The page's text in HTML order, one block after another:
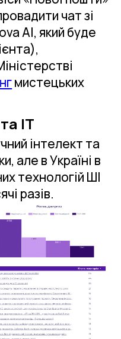
чат зі
AІ, який буде
мистецьких
ІТ
інтелект та
але в Україні в
технологій ШІ
разів.